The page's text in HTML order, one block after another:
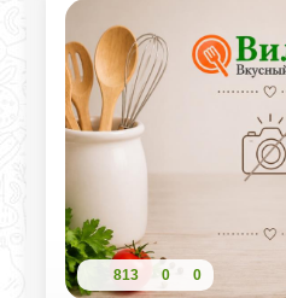
813 0 0